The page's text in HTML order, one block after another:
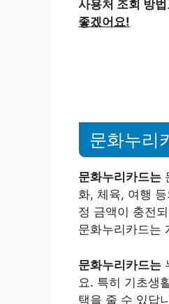
사용처 조회 방
좋겠어요!
문화누리
문화누리카드는
화, 체육, 여행
정 금액이 충전
문화누리카드는
문화누리카드는
요. 특히 기초생
택을 줄 수 있답